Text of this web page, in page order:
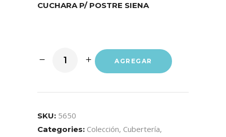
CUCHARA P/ POSTRE SIENA
AGREGAR
SKU: 5650
Categories: Colección, Cubertería,